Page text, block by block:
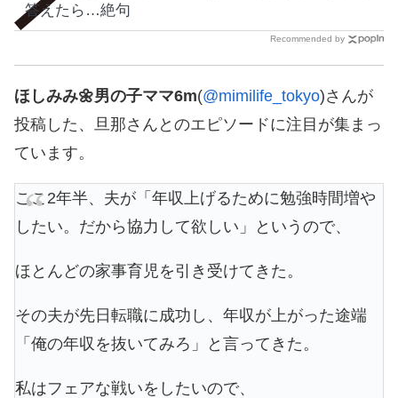
答えたら…絶句
Recommended by
ほしみみ🌼男の子ママ6m(@mimilife_tokyo)さんが
投稿した、旦那さんとのエピソードに注目が集まっ
ています。
ここ2年半、夫が「年収上げるために勉強時間増や
したい。だから協力して欲しい」というので、
ほとんどの家事育児を引き受けてきた。
その夫が先日転職に成功し、年収が上がった途端
「俺の年収を抜いてみろ」と言ってきた。
私はフェアな戦いをしたいので、